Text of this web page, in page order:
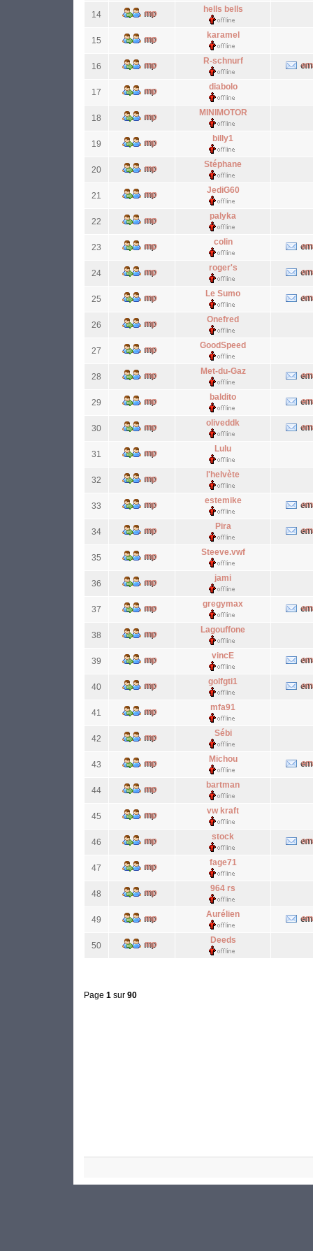
14
hells bells
15
karamel
16
R-schnurf
17
diabolo
18
MINIMOTOR
19
billy1
20
Stéphane
21
JediG60
22
palyka
23
colin
24
roger's
25
Le Sumo
26
Onefred
27
GoodSpeed
28
Met-du-Gaz
29
baldito
30
oliveddk
31
Lulu
32
l'helvète
33
estemike
34
Pira
35
Steeve.vwf
36
jami
37
gregymax
38
Lagouffone
39
vincE
40
golfgti1
41
mfa91
42
Sébi
43
Michou
44
bartman
45
vw kraft
46
stock
47
fage71
48
964 rs
49
Aurélien
50
Deeds
Page 1 sur 90